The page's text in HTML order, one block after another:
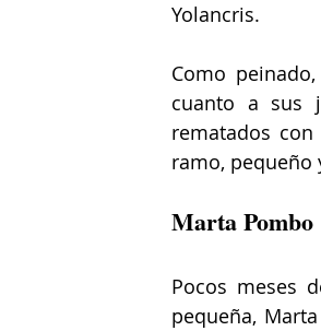
Yolancris.
Como
cuanto a sus
rematados
ramo, pequeño
Marta Pombo
Pocos meses
pequeña,